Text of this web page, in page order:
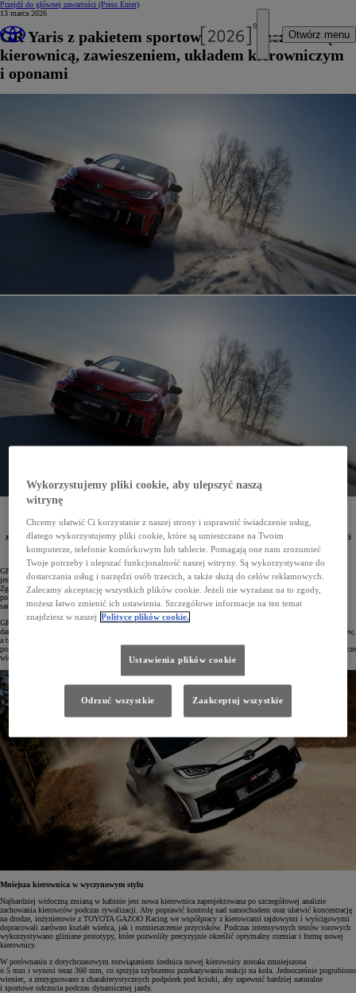
Przejdź do głównej zawartości (Press Enter)
Otwórz menu
13 marca 2026
GR Yaris z pakietem sportowych ulepszeń: nową
kierownicą, zawieszeniem, układem kierowniczym
i oponami
z motorsportu. Samochód wyposażono w nową kierownicę o mniejszej średnicy i z przyciskami
w innym układzie. Wprowadzono także całkowicie nowe opony o podwyższonej przyczepności
zapewniające lepszą kontrolę nad autem podczas jazdy po torze. Aby w pełni wykorzystać możliwości
ogumienia, zmieniono również charakterystykę pracy amortyzatorów oraz dostosowano działanie
elektrycznego wspomagania kierownicy.
GR Yaris z 2026 roku został wzbogacony o pakiet modyfikacji inspirowanych motorsportem, których celem
jest poprawa prowadzenia i zwiększenie kontroli nad samochodem podczas jazdy na granicy przyczepności.
Zgodnie z filozofią zespołu TOYOTA GAZOO Racing doświadczenia zdobyte w rywalizacji na najwyższym
poziomie, w tym liczne tytuły mistrzów świata w rajdach, są wykorzystywane do ciągłego udoskonalania
samochodów.
GR Yaris, który zadebiutował w 2020 roku, był od tego czasu systematycznie udoskonalany na podstawie
danych zbieranych podczas rajdów i wyścigów, szczegółowych analiz usterek oraz uszkodzonych komponentów,
a także opinii kierowców rajdowych i kierowców jeżdżących amatorsko. Wiedza zdobyta w motorsporcie
pozwoliła przygotować najnowszą odsłonę GR Yarisa w wersjach Dynamic i Aero Performance oferującą jeszcze
więcej pozytywnych wrażeń z jazdy.
Mniejsza kierownica w wyczynowym stylu
Najbardziej widoczną zmianą w kabinie jest nowa kierownica zaprojektowana po szczegółowej analizie
zachowania kierowców podczas rywalizacji. Aby poprawić kontrolę nad samochodem oraz ułatwić koncentrację
na drodze, inżynierowie z TOYOTA GAZOO Racing we współpracy z kierowcami rajdowymi i wyścigowymi
dopracowali zarówno kształt wieńca, jak i rozmieszczenie przycisków. Podczas intensywnych testów torowych
wykorzystywano gliniane prototypy, które pozwoliły precyzyjnie określić optymalny rozmiar i formę nowej
kierownicy.
W porównaniu z dotychczasowym rozwiązaniem średnica nowej kierownicy została zmniejszona
o 5 mm i wynosi teraz 360 mm, co sprzyja szybszemu przekazywaniu reakcji na koła. Jednocześnie pogrubiono
wieniec, a zrezygnowano z charakterystycznych podpórek pod kciuki, aby zapewnić bardziej naturalne
i sportowe odczucia podczas dynamicznej jazdy.
Wykorzystujemy pliki cookie, aby ulepszyć naszą
witrynę
Chcemy ułatwić Ci korzystanie z naszej strony i usprawnić świadczenie usług,
dlatego wykorzystujemy pliki cookie, które są umieszczane na Twoim
komputerze, telefonie komórkowym lub tablecie. Pomagają one nam zrozumieć
Twoje potrzeby i ulepszać funkcjonalność naszej witryny. Są wykorzystywane do
dostarczania usług i narzędzi osób trzecich, a także służą do celów reklamowych.
Zalecamy akceptację wszystkich plików cookie. Jeżeli nie wyrażasz na to zgody,
możesz łatwo zmienić ich ustawienia. Szczegółowe informacje na ten temat
znajdziesz w naszej Polityce plików cookie.
Ustawienia plików cookie
Odrzuć wszystkie Zaakceptuj wszystkie